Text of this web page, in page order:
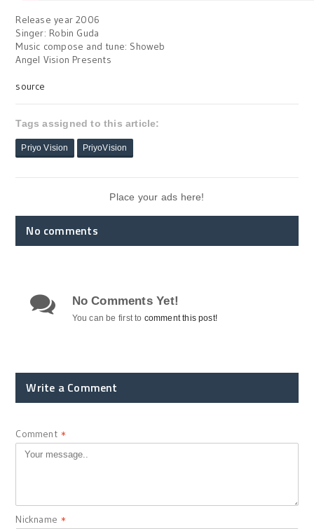
Release year 2006
Singer: Robin Guda
Music compose and tune: Showeb
Angel Vision Presents
source
Tags assigned to this article:
Priyo Vision PriyoVision
Place your ads here!
No comments
No Comments Yet!
You can be first to comment this post!
Write a Comment
Comment *
Nickname *